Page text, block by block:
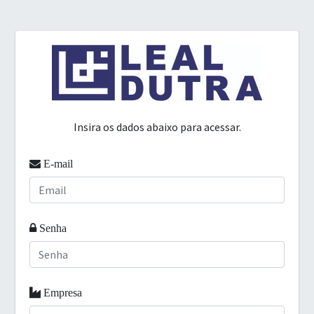
Insira os dados abaixo para acessar.
E-mail
Senha
Empresa